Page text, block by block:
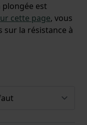
plongée est
cette page, vous
la résistance à